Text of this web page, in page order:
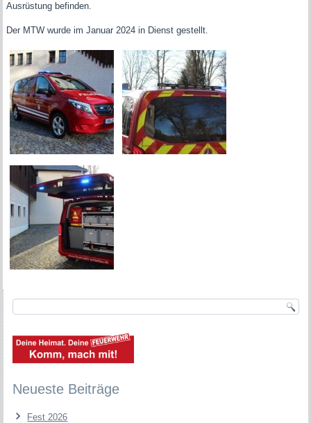
Ausrüstung befinden.
Der MTW wurde im Januar 2024 in Dienst gestellt.
Neueste Beiträge
Fest 2026